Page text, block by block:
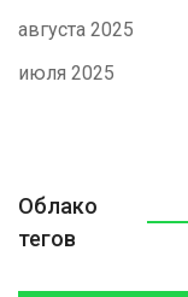
августа 2025
июля 2025
Облако
тегов